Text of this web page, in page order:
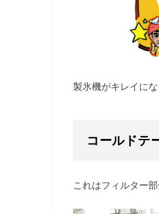
製氷機がキレイに
コールドテ
これはフィルター